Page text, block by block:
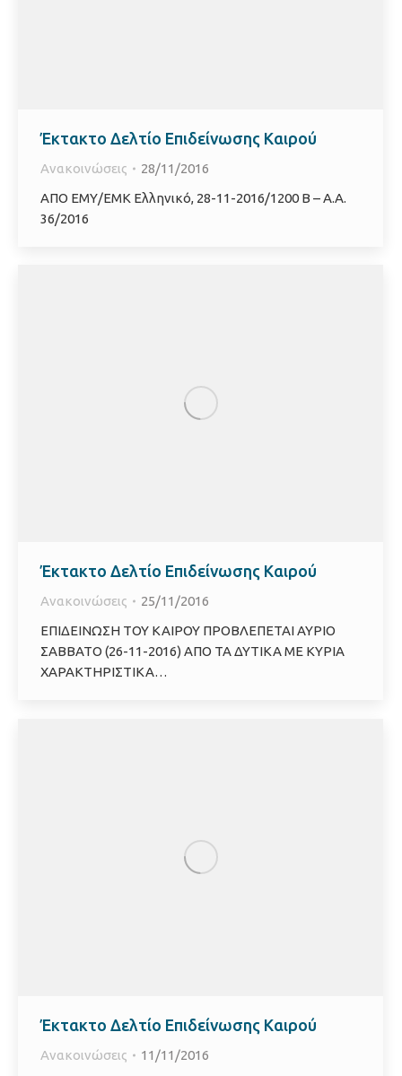
Έκτακτο Δελτίο Επιδείνωσης Καιρού
Ανακοινώσεις
28/11/2016
ΑΠΟ ΕΜΥ/ΕΜΚ Ελληνικό, 28-11-2016/1200 B – Α.Α.
36/2016
Έκτακτο Δελτίο Επιδείνωσης Καιρού
Ανακοινώσεις
25/11/2016
ΕΠΙΔΕΙΝΩΣΗ ΤΟΥ ΚΑΙΡΟΥ ΠΡΟΒΛΕΠΕΤΑΙ ΑΥΡΙΟ
ΣΑΒΒΑΤΟ (26-11-2016) ΑΠΟ ΤΑ ΔΥΤΙΚΑ ΜΕ ΚΥΡΙΑ
ΧΑΡΑΚΤΗΡΙΣΤΙΚΑ…
Έκτακτο Δελτίο Επιδείνωσης Καιρού
Ανακοινώσεις
11/11/2016